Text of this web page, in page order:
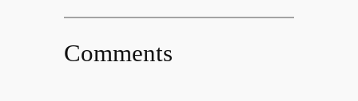
Comments